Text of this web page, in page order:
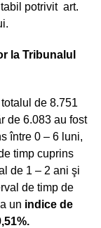
potrivit art.
la Tribunalul
de 8.751
de 6.083 au fost
între 0 – 6 luni,
timp cuprins
de 1 – 2 ani şi
de timp de
un indice de